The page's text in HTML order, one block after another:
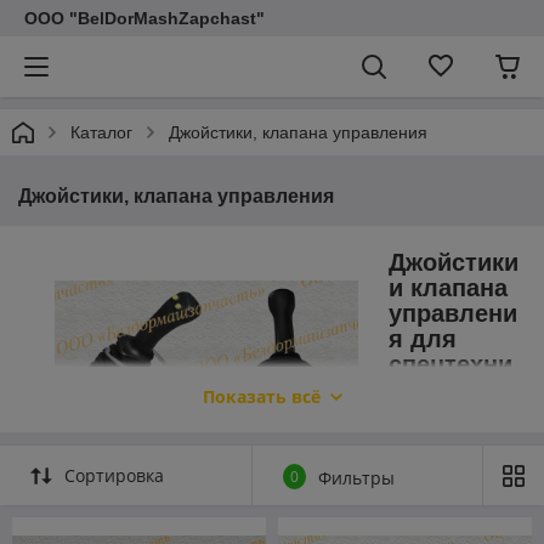
ООО "BelDorMashZapchast"
Каталог Джойстики, клапана управления
Джойстики, клапана управления
Джойстики
и клапана
управлени
я для
спецтехни
стали
Показать всё
Сортировка 0 Фильтры